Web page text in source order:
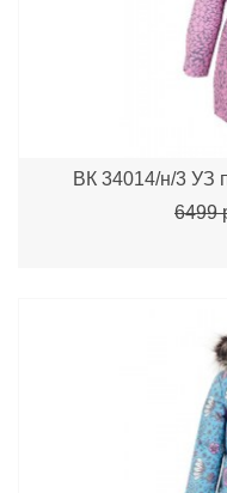
ВК 34014/н/3 УЗ
6499